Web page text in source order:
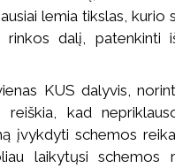
lemia tikslas, kurio
dalį, patenkinti
KUS dalyvis,
reiškia, kad
įvykdyti schemos
laikytųsi schemos